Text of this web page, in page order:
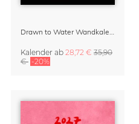
Drawn to Water Wandkalender 2027
Kalender ab 28,72 € 35,90
€ -20%